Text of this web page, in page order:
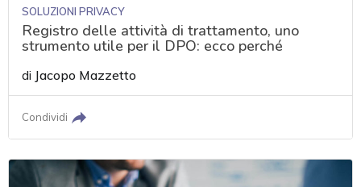
SOLUZIONI PRIVACY
Registro delle attività di trattamento, uno
strumento utile per il DPO: ecco perché
di Jacopo Mazzetto
Condividi